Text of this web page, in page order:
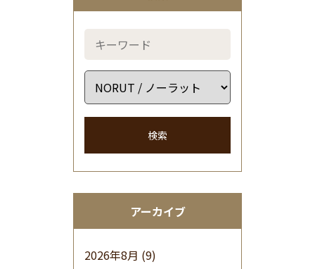
検索
アーカイブ
2026年8月 (9)